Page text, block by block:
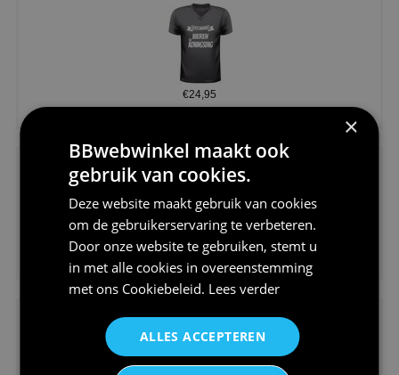
€24,95
€24,95
V-hals shirt rood wit blauw st...
×
BBwebwinkel maakt ook
gebruik van cookies.
Deze website maakt gebruik van cookies
om de gebruikerservaring te verbeteren.
Door onze website te gebruiken, stemt u
in met alle cookies in overeenstemming
met ons Cookiebeleid. Lees verder
ALLES ACCEPTEREN